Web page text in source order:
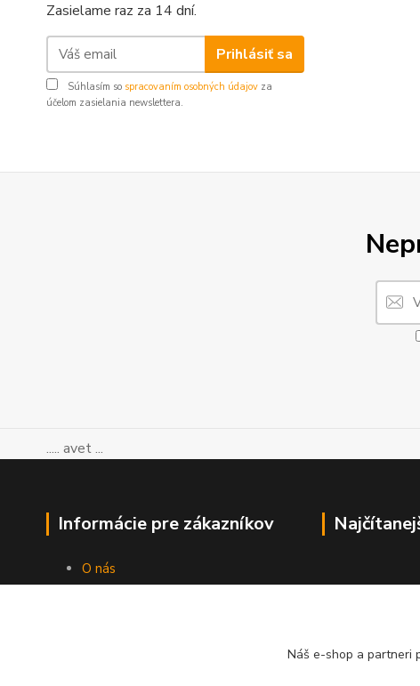
Zasielame raz za 14 dní.
Prihlásiť sa
Súhlasím so spracovaním osobných údajov za
účelom zasielania newslettera.
..... avet ...
Informácie pre zákazníkov
O nás
Ako nakupovať
Náš e-shop a partneri